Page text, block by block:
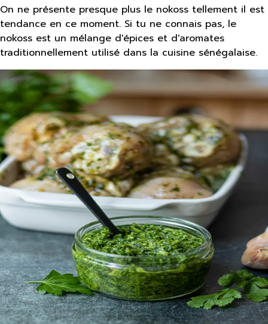
On ne présente presque plus le nokoss tellement il est
tendance en ce moment. Si tu ne connais pas, le
nokoss est un mélange d'épices et d'aromates
traditionnellement utilisé dans la cuisine sénégalaise.